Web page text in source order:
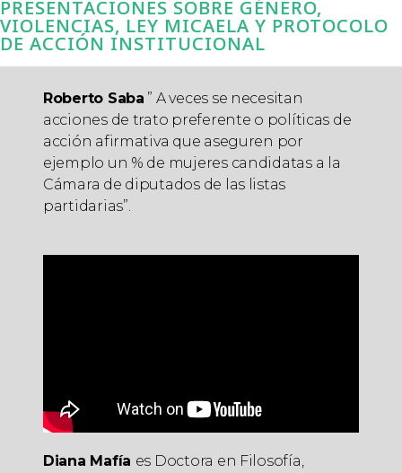
PRESENTACIONES SOBRE GÉNERO,
VIOLENCIAS, LEY MICAELA Y PROTOCOLO
DE ACCIÓN INSTITUCIONAL
Roberto Saba ” A veces se necesitan
acciones de trato preferente o políticas de
acción afirmativa que aseguren por
ejemplo un % de mujeres candidatas a la
Cámara de diputados de las listas
partidarias”.
Diana Mafía es Doctora en Filosofía,